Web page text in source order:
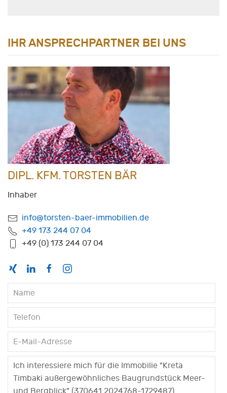
IHR ANSPRECHPARTNER BEI UNS
DIPL. KFM. TORSTEN BÄR
Inhaber
info@torsten-baer-immobilien.de
+49 173 244 07 04
+49 (0) 173 244 07 04